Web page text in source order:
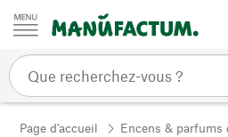
Passer au contenu
Page d'accueil Encens & parfums